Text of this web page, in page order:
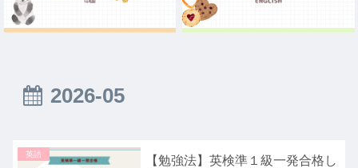
2026-05
英語
【勉強法】英検準１級一発合格し